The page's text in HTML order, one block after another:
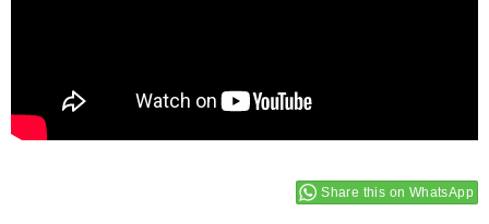
Share this on WhatsApp